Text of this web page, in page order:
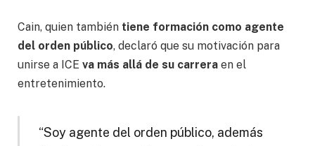
Cain, quien también tiene formación como agente
del orden público, declaró que su motivación para
unirse a ICE va más allá de su carrera en el
entretenimiento.
“Soy agente del orden público, además